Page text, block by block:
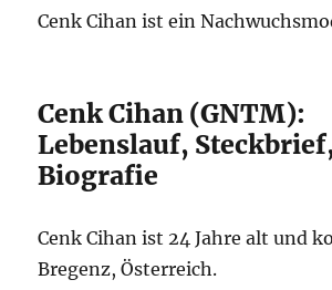
Cenk Cihan ist ein
Cenk Cihan (GNTM):
Lebenslauf,
Biografie
Cenk Cihan ist 24 Jahre alt und
Bregenz, Österreich.